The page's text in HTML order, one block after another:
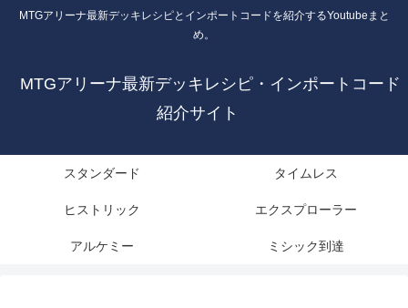
MTGアリーナ最新デッキレシピとインポートコードを紹介するYoutubeまと
め。
MTGアリーナ最新デッキレシピ・インポートコード
紹介サイト
スタンダード タイムレス
ヒストリック エクスプローラー
アルケミー ミシック到達